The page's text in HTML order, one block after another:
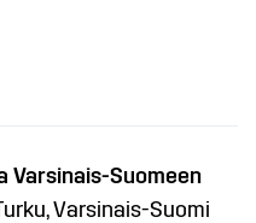
Varsinais-Suomeen
Varsinais-Suomi